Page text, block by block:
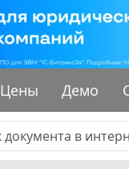
Цены Демо